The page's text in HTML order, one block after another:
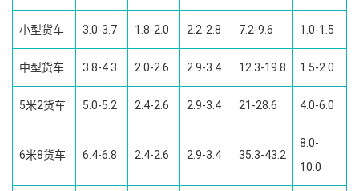
小型货车 3.0-3.7 1.8-2.0 2.2-2.8 7.2-9.6 1.0-1.5
中型货车 3.8-4.3 2.0-2.6 2.9-3.4 12.3-19.8 1.5-2.0
5米2货车 5.0-5.2 2.4-2.6 2.9-3.4 21-28.6 4.0-6.0
6米8货车 6.4-6.8 2.4-2.6 2.9-3.4 35.3-43.2
8.0-
10.0